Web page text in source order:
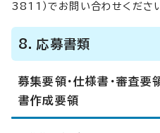
3811）でお問い合わせください
8．応募書類
募集要領・仕様書・審査要
書作成要領